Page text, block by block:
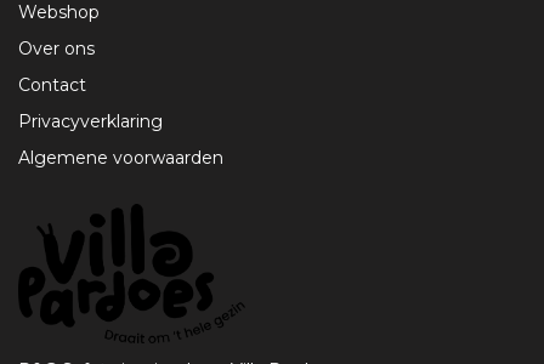
Webshop
Over ons
Contact
Privacyverklaring
Algemene voorwaarden